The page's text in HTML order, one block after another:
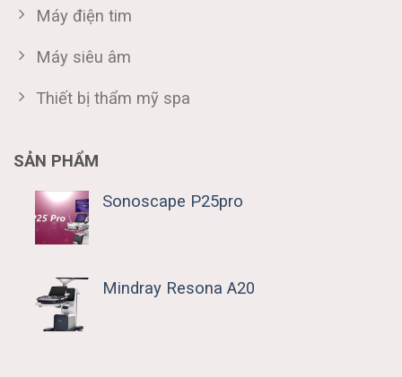
Máy điện tim
Máy siêu âm
Thiết bị thẩm mỹ spa
SẢN PHẨM
Sonoscape P25pro
Mindray Resona A20